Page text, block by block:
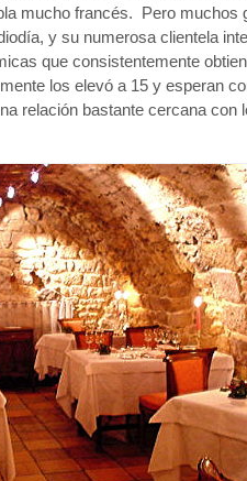
mucho francés. Pero muchos
y su numerosa clientela
que consistentemente
los elevó a 15 y esperan
relación bastante cercana